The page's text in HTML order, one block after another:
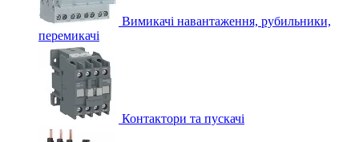
Вимикачі навантаження, рубильники,
перемикачі
Контактори та пускачі